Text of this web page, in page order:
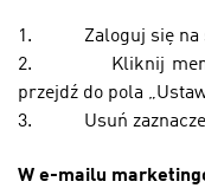
1.
Zaloguj się na
2.
Kliknij
przejdź do pola
3.
Usuń
W e-mailu